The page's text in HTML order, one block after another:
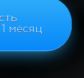
месяц